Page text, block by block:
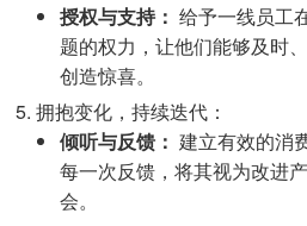
授权与支持： 给予一线员工
题的权力，让他们能够及时
创造惊喜。
拥抱变化，持续迭代：
倾听与反馈： 建立有效的消
每一次反馈，将其视为改进
会。